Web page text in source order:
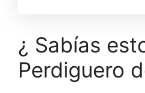
¿ Sabías
Perdiguero